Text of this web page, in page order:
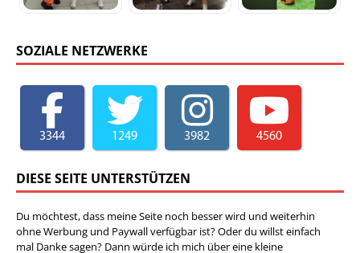
SOZIALE NETZWERKE
3344 1249 3982 4560
DIESE SEITE UNTERSTÜTZEN
Du möchtest, dass meine Seite noch besser wird und weiterhin
ohne Werbung und Paywall verfügbar ist? Oder du willst einfach
mal Danke sagen? Dann würde ich mich über eine kleine